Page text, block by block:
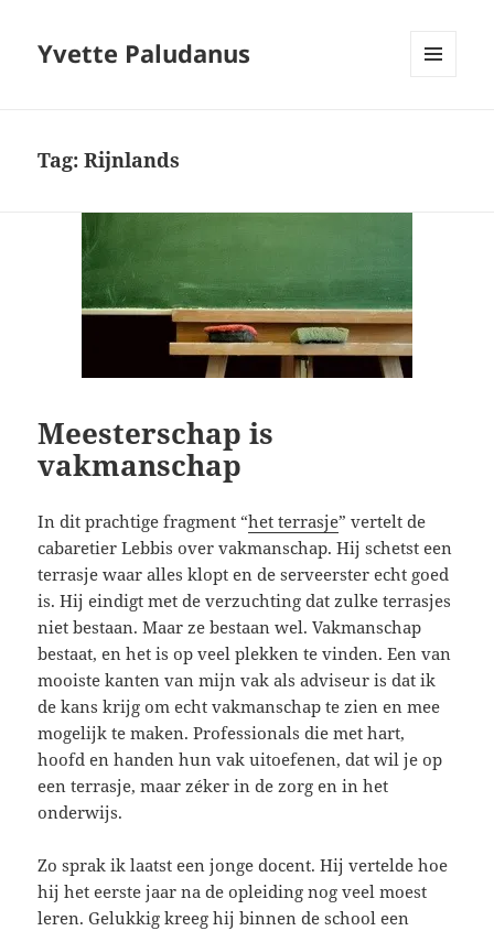
Yvette Paludanus
Tag:Rijnlands
Meesterschap is
vakmanschap
In dit prachtige fragment “het terrasje” vertelt de
cabaretier Lebbis over vakmanschap. Hij schetst een
terrasje waar alles klopt en de serveerster echt goed
is. Hij eindigt met de verzuchting dat zulke terrasjes
niet bestaan. Maar ze bestaan wel. Vakmanschap
bestaat, en het is op veel plekken te vinden. Een van
mooiste kanten van mijn vak als adviseur is dat ik
de kans krijg om echt vakmanschap te zien en mee
mogelijk te maken. Professionals die met hart,
hoofd en handen hun vak uitoefenen, dat wil je op
een terrasje, maar zéker in de zorg en in het
onderwijs.
Zo sprak ik laatst een jonge docent. Hij vertelde hoe
hij het eerste jaar na de opleiding nog veel moest
leren. Gelukkig kreeg hij binnen de school een